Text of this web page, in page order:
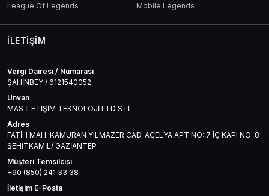
League Of Legends
Mobile Legends
İLETIŞIM
Vergi Dairesi / Numarası
ŞAHİNBEY / 6121540052
Unvan
MAS İLETİŞİM TEKNOLOJİ LTD STİ
Adres
FATİH MAH. KAMURAN YILMAZER CAD. AÇELYA APT NO: 7 İÇ KAPI NO: 8
ŞEHİTKAMİL/ GAZİANTEP
Müşteri Temsilcisi
+90 (850) 241 33 38
İletişim E-Posta